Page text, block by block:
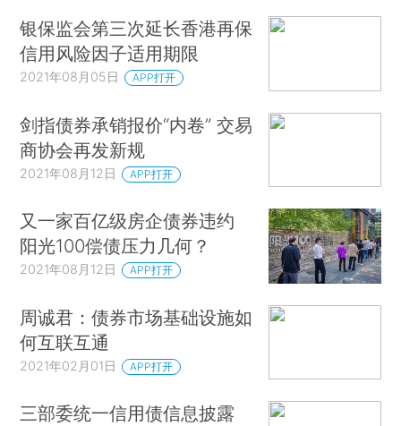
银保监会第三次延长香港再保
信用风险因子适用期限
2021年08月05日 APP打开
剑指债券承销报价“内卷” 交易
商协会再发新规
2021年08月12日 APP打开
又一家百亿级房企债券违约
阳光100偿债压力几何？
2021年08月12日 APP打开
周诚君：债券市场基础设施如
何互联互通
2021年02月01日 APP打开
三部委统一信用债信息披露